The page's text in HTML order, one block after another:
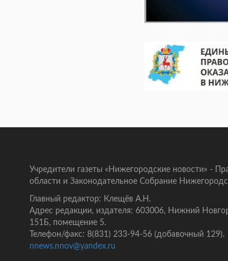
Учредители газеты «Нижегородские новости» -
области и Законодательное Собрание
Главный редактор: Клещёв А.Н.
Адрес редакции, издателя: 603006, Нижний
151Б, помещение 5.
Телефон/факс: 8(831) 233-94-56 (добавочный 129).
nnews.nnov@yandex.ru